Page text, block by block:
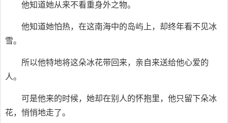
他知道她从来不看重身外之物。
他知道她怕热，在这南海中的岛屿上，却终年看不见冰
雪。
所以他特地将这朵冰花带回来，亲自来送给他心爱的
人。
可是他来的时候，她却在别人的怀抱里，他只留下朵冰
花，悄悄地走了。